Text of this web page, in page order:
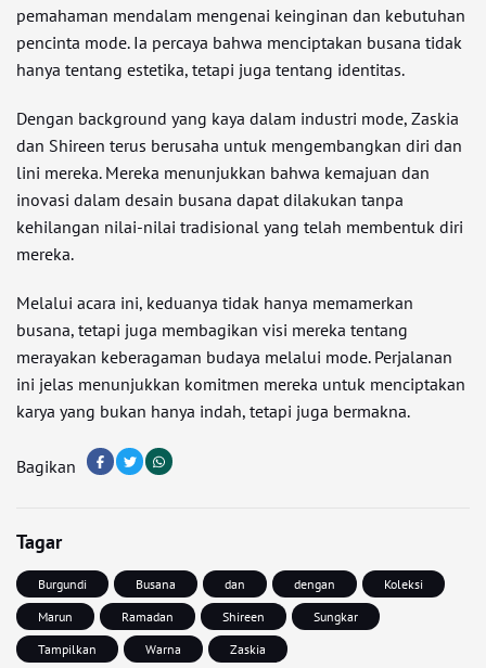
pemahaman mendalam mengenai keinginan dan kebutuhan
pencinta mode. Ia percaya bahwa menciptakan busana tidak
hanya tentang estetika, tetapi juga tentang identitas.
Dengan background yang kaya dalam industri mode, Zaskia
dan Shireen terus berusaha untuk mengembangkan diri dan
lini mereka. Mereka menunjukkan bahwa kemajuan dan
inovasi dalam desain busana dapat dilakukan tanpa
kehilangan nilai-nilai tradisional yang telah membentuk diri
mereka.
Melalui acara ini, keduanya tidak hanya memamerkan
busana, tetapi juga membagikan visi mereka tentang
merayakan keberagaman budaya melalui mode. Perjalanan
ini jelas menunjukkan komitmen mereka untuk menciptakan
karya yang bukan hanya indah, tetapi juga bermakna.
Bagikan
Tagar
Burgundi Busana dan dengan
Koleksi
Marun
Ramadan Shireen
Sungkar
Tampilkan
Warna Zaskia